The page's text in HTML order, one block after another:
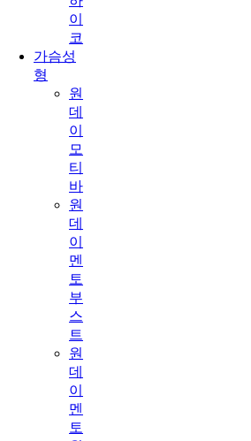
이
코
가슴성
형
원
데
이
모
티
바
원
데
이
멘
토
부
스
트
원
데
이
멘
토